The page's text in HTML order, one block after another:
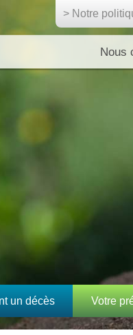
> Notre
Nous
un décès Votre